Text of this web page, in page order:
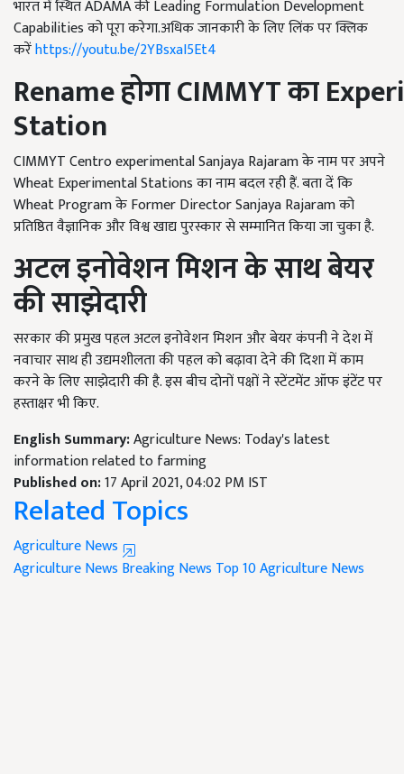
भारत में स्थित ADAMA की Leading Formulation Development
Capabilities को पूरा करेगा.अधिक जानकारी के लिए लिंक पर क्लिक
करेंhttps://youtu.be/2YBsxaI5Et4
RenameहोगाCIMMYTका
Station
CIMMYT Centro experimental Sanjaya Rajaram के नाम पर अपने
Wheat Experimental Stations का नाम बदल रही हैं. बता दें कि
Wheat Program के Former Director Sanjaya Rajaram को
प्रतिष्ठित वैज्ञानिक और विश्व खाद्य पुरस्कार से सम्मानित किया जा चुका है.
अटल इनोवेशन मिशन के साथ बेयर
की साझेदारी
सरकार की प्रमुख पहल अटल इनोवेशन मिशन और बेयर कंपनी ने देश में
नवाचार साथ ही उद्यमशीलता की पहल को बढ़ावा देने की दिशा में काम
करने के लिए साझेदारी की है. इस बीच दोनों पक्षों ने स्टेंटमेंट ऑफ इंटेंट पर
हस्ताक्षर भी किए.
English Summary:Agriculture News: Today's latest
information related to farming
Published on:17 April 2021, 04:02 PM IST
Related Topics
Agriculture News
Agriculture News Breaking News Top 10 Agriculture News